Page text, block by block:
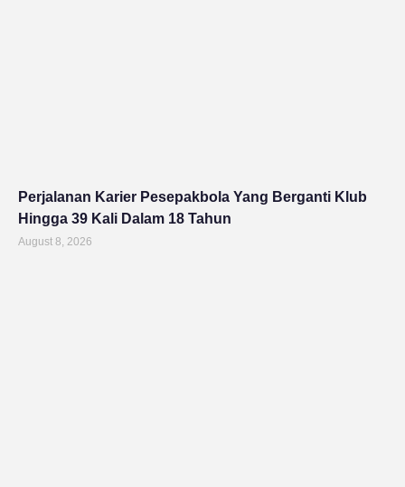
Perjalanan Karier Pesepakbola Yang Berganti Klub
Hingga 39 Kali Dalam 18 Tahun
August 8, 2026